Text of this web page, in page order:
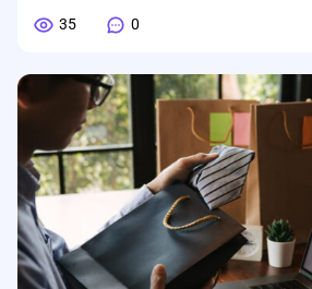
35
0